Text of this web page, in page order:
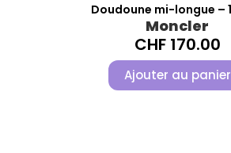
Doudoune mi-longue –
Moncler
CHF170.00
Ajouter au panier